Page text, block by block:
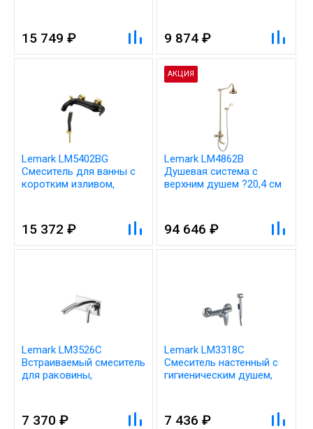
15 749 ₽ 9 874 ₽
Lemark LM5402BG
Смеситель для ванны с
коротким изливом,
фиксацией, латунь/
черный/золото
15 372 ₽
АКЦИЯ
Lemark LM4862B
Душевая система с
верхним душем ?20,4 см
высота 1~1,4м, латунь/
бронза
94 646 ₽
Lemark LM3526C
Встраиваемый смеситель
для раковины,
7 370 ₽
Lemark LM3318C
Смеситель настенный с
гигиеническим душем,
7 436 ₽